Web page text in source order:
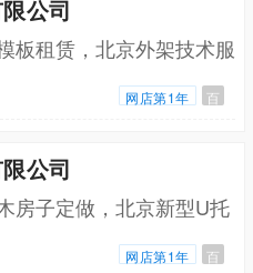
公司
板租赁，北京外架技术服
网店第1年 百
公司
房子定做，北京新型U托
网店第1年 百